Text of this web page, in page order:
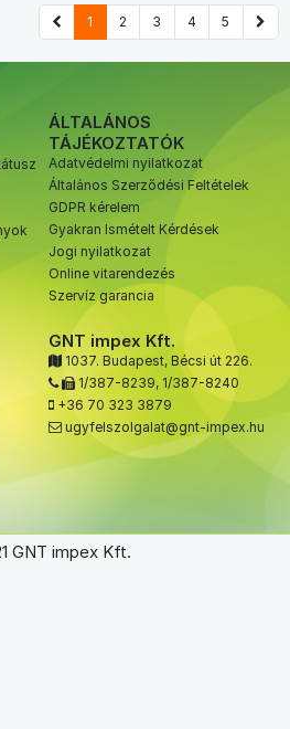
1 2 3 4 5
ÁLTALÁNOS
TÁJÉKOZTATÓK
Adatvédelmi nyilatkozat
Általános Szerződési Feltételek
GDPR kérelem
Gyakran Ismételt Kérdések
Jogi nyilatkozat
Online vitarendezés
Szervíz garancia
GNT impex Kft.
1037. Budapest, Bécsi út 226.
1/387-8239, 1/387-8240
+36 70 323 3879
ugyfelszolgalat@gnt-impex.hu
GNT impex Kft.